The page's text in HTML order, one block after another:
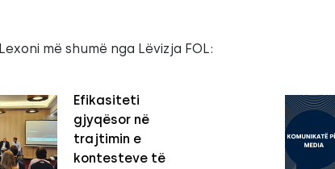
Lexoni më shumë nga Lëvizja FOL:
Efikasiteti
gjyqësor në
trajtimin e
kontesteve të